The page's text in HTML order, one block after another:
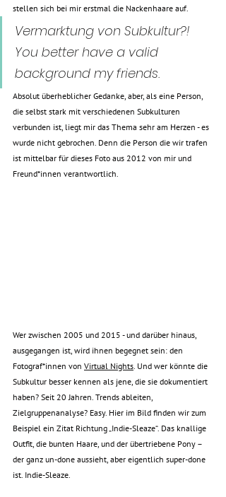
stellen sich bei mir erstmal die Nackenhaare auf.
Vermarktung von Subkultur?!
You better have a valid
background my friends.
Absolut überheblicher Gedanke, aber, als eine Person,
die selbst stark mit verschiedenen Subkulturen
verbunden ist, liegt mir das Thema sehr am Herzen - es
wurde nicht gebrochen. Denn die Person die wir trafen
ist mittelbar für dieses Foto aus 2012 von mir und
Freund*innen verantwortlich.
Wer zwischen 2005 und 2015 - und darüber hinaus,
ausgegangen ist, wird ihnen begegnet sein: den
Fotograf*innen von Virtual Nights. Und wer könnte die
Subkultur besser kennen als jene, die sie dokumentiert
haben? Seit 20 Jahren. Trends ableiten,
Zielgruppenanalyse? Easy. Hier im Bild finden wir zum
Beispiel ein Zitat Richtung „Indie-Sleaze“. Das knallige
Outfit, die bunten Haare, und der übertriebene Pony –
der ganz un-done aussieht, aber eigentlich super-done
ist. Indie-Sleaze.